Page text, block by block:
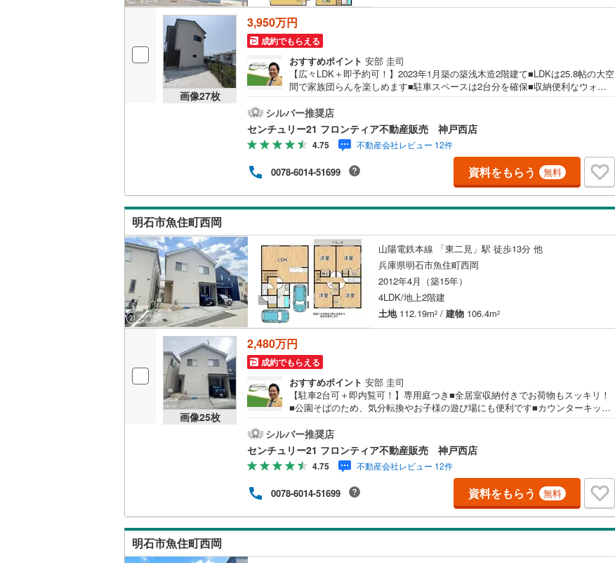
画像27枚
3,950万円
成約でもらえる
おすすめポイント 安部 圭司
【広々LDK＋即予約可！】2023年1月築の築浅木造2階建て■LDKは25.8帖の大空
間で家族団らんを楽しめます■駐車スペースは2台分を確保■収納便利なウォー
用のカウンターキッチン・家族のコミュニケーションが自然と増えるリビング
階段設計・全居室フローリングでお掃除もスムーズ・1坪以上のゆったりとした
浴室には換気に便利な窓付き 立地・清水小学校まで徒歩約26分・魚住中学校ま
で徒歩約10分 弊社が選ばれる理由 1.お金の扱い方のプロ、ファイナンシャルプ
ランナーが資金計画をサポート！2.買い替えなどにも対応できる売却専門チー
ムあり！3.たくさんの銀行と繋がりがあるため、最も低金利になるように審査
が可能！4.物件のお引渡し後に必要になったお家のリフォームも弊社のリフォ
ームプランナーがご提案！5.定期的にご連絡を繋ぎ、有事の際に迅速にサポー
トいたします弊社は専門家同士が連携をとっているため、より多くの知見がご
シルバー推奨店
センチュリー21 フロンティア不動産販売 神戸西店
4.75 不動産会社レビュー 12件
0078-6014-51699 資料をもらう 無料
明石市魚住町西岡
山陽電鉄本線 「東二見」駅 徒歩13分 他
兵庫県明石市魚住町西岡
2012年4月（築15年）
4LDK/地上2階建
土地112.19m2 / 建物 106.4m2
画像25枚
2,480万円
成約でもらえる
おすすめポイント 安部 圭司
【駐車2台可＋即内覧可！】専用庭つき■全居室収納付きでお荷物もスッキリ！
■公園そばのため、気分転換やお子様の遊び場にも便利です■カウンターキッチ
見」、JR山陽本線「魚住駅」まで徒歩13分・2沿線利用可能で通勤や通学にも
便利な立地です・閑静な住宅地で音を気にせずゆっくりと生活ができます・専
用庭はガーデニングやお洗濯など用途多彩・公園「西岡1号緑地」まで徒歩1分
立地・明石市立錦浦小学校まで徒歩約17分・明石市魚住中学校まで徒歩約14分
弊社が選ばれる理由 1.お金の扱い方のプロ、ファイナンシャルプランナーが資
金計画をサポート！2.買い替えなどにも対応できる売却専門チームあり！3.たく
さんの銀行と繋がりがあるため、最も低金利になるように審査が可能！4.物件
のお引渡し後に必要になったお家のリフォームも弊社のリフォームプランナー
がご提案！5.定期的にご連絡を繋ぎ、有事の際に迅速にサポートいたしますお
シルバー推奨店
センチュリー21 フロンティア不動産販売 神戸西店
4.75 不動産会社レビュー 12件
0078-6014-51699 資料をもらう 無料
明石市魚住町西岡